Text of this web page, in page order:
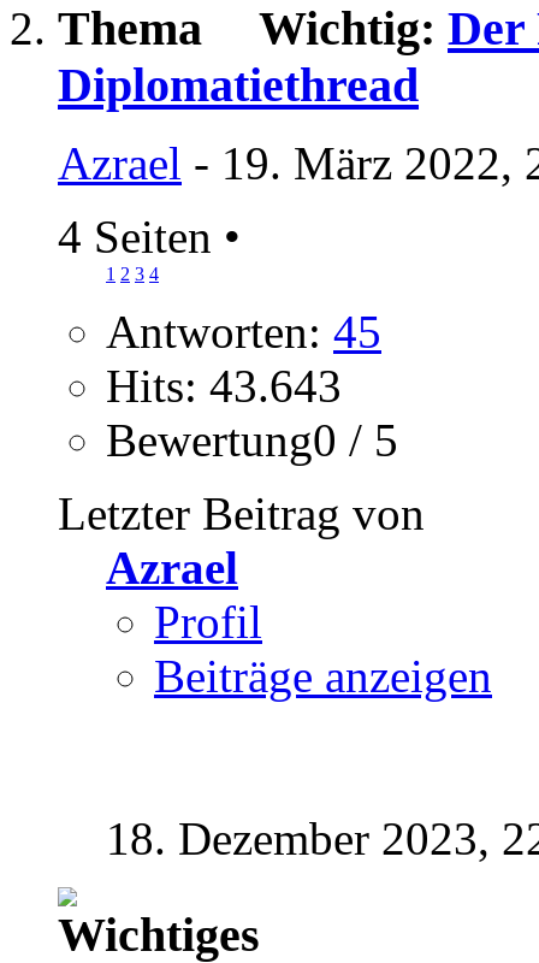
Wichtig: Der
Diplomatiethread
Azrael - 19. März 2022,
4 Seiten •
1 2 3 4
Antworten: 45
Hits: 43.643
Bewertung0 / 5
Letzter Beitrag von
Azrael
Profil
Beiträge anzeigen
18. Dezember 2023,